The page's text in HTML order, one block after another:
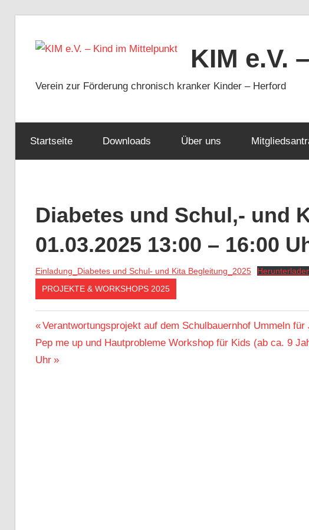
Inhalt
KIM e.V.
Verein zur Förderung chronisch kranker Kinder – Herford
Startseite Downloads Über uns
Diabetes und Schul,- und
01.03.2025 13:00 – 16:00
Einladung_Diabetes und Schul- und Kita Begleitung_2025
PROJEKTE & WORKSHOPS 2025
Beitragsnavigation
Vorheriger
Beitrag:
Verantwortungsprojekt auf dem Schulbauernhof Ummeln
Nächster
Beitrag:
Pep me up und Hautprobleme Workshop für Kids (ab ca. 9
Uhr